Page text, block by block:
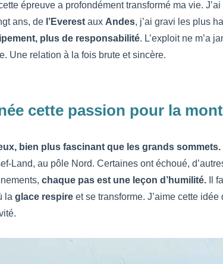
épreuve a profondément transformé ma vie.
ans, de l’Everest aux Andes, j’ai gravi les plus
plus de responsabilité. L’exploit ne m’a
Une relation à la fois brute et sincère.
cette passion pour la
bien plus fascinant que les grands sommets.
Land, au pôle Nord. Certaines ont échoué,
chaque pas est une leçon d’humilité. Il
la glace respire et se transforme. J’aime cette idée